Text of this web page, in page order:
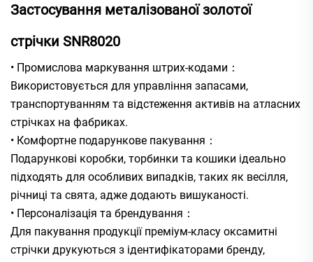
Застосування металізованої золотої
стрічки SNR8020
• Промислова маркування штрих-кодами：
Використовується для управління запасами,
транспортуванням та відстеження активів на атласних
стрічках на фабриках.
• Комфортне подарункове пакування：
Подарункові коробки, торбинки та кошики ідеально
підходять для особливих випадків, таких як весілля,
річниці та свята, адже додають вишуканості.
• Персоналізація та брендування：
Для пакування продукції преміум-класу оксамитні
стрічки друкуються з ідентифікаторами бренду,